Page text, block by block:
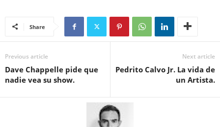
Share
Previous article
Dave Chappelle pide que
nadie vea su show.
Next article
Pedrito Calvo Jr. La vida de
un Artista.